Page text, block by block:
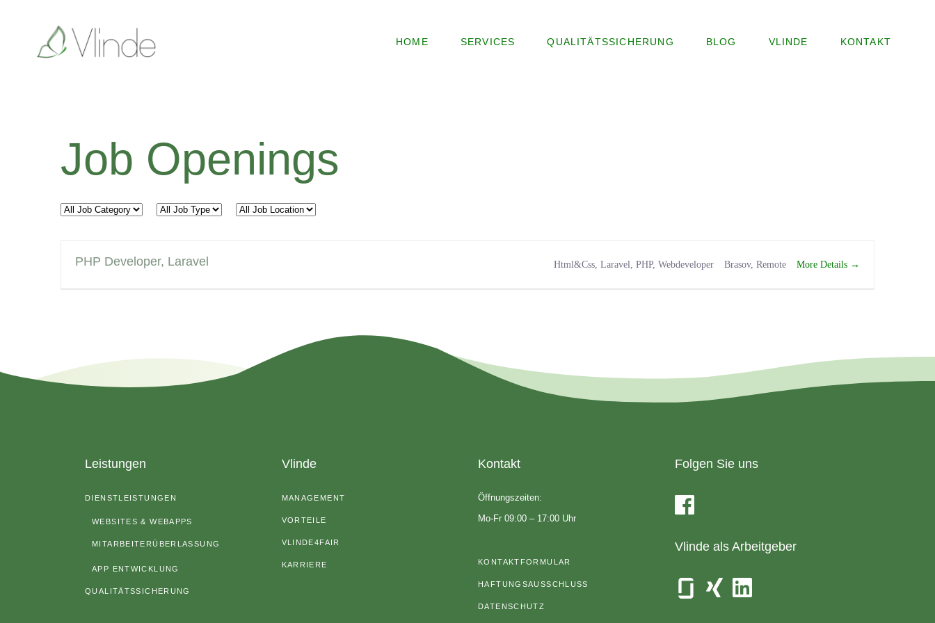
HOME SERVICES QUALITÄTSSICHERUNG BLOG VLINDE KONTAKT
Job Openings
All
All
All
PHP Developer, Laravel Html&Css Laravel PHP Webdeveloper Brasov Remote More Details
Leistungen
DIENSTLEISTUNGEN
WEBSITES & WEBAPPS
MITARBEITERÜBERLASSUNG
APP ENTWICKLUNG
QUALITÄTSSICHERUNG
Vlinde
MANAGEMENT
VORTEILE
VLINDE4FAIR
KARRIERE
Kontakt
Öffnungszeiten:
Mo-Fr 09:00 – 17:00 Uhr
KONTAKTFORMULAR
HAFTUNGSAUSSCHLUSS
DATENSCHUTZ
Folgen Sie uns
Vlinde als Arbeitgeber